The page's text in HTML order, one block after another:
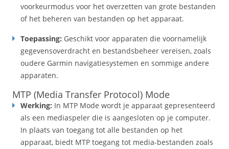
voorkeurmodus voor het overzetten van grote bestanden
of het beheren van bestanden op het apparaat.
Toepassing: Geschikt voor apparaten die voornamelijk
gegevensoverdracht en bestandsbeheer vereisen, zoals
oudere Garmin navigatiesystemen en sommige andere
apparaten.
MTP (Media Transfer Protocol) Mode
Werking: In MTP Mode wordt je apparaat gepresenteerd
als een mediaspeler die is aangesloten op je computer.
In plaats van toegang tot alle bestanden op het
apparaat, biedt MTP toegang tot media-bestanden zoals